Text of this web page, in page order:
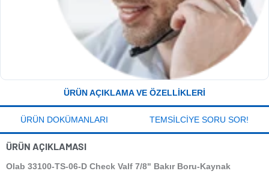
ÜRÜN AÇIKLAMA VE ÖZELLIKLERI
ÜRÜN DOKÜMANLARI TEMSILCIYE SORU SOR!
ÜRÜN AÇIKLAMASI
Olab 33100-TS-06-D Check Valf 7/8" Bakır Boru-Kaynak